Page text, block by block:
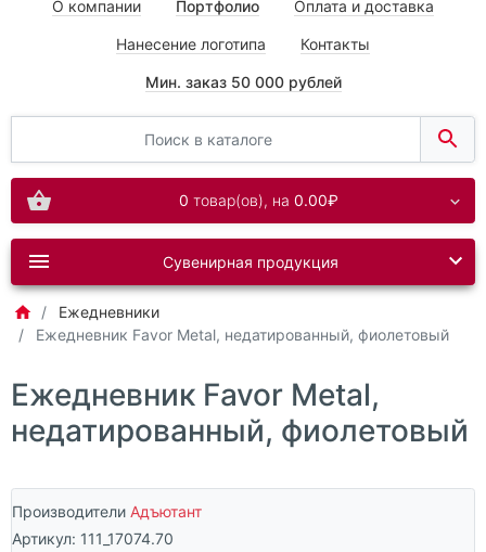
О компании Портфолио Оплата и доставка
Нанесение логотипа Контакты
Мин. заказ 50 000 рублей
0 товар(ов), на 0.00₽
Сувенирная продукция
Ежедневники
Ежедневник Favor Metal, недатированный, фиолетовый
Ежедневник Favor Metal,
недатированный, фиолетовый
Производители Адъютант
Артикул: 111_17074.70